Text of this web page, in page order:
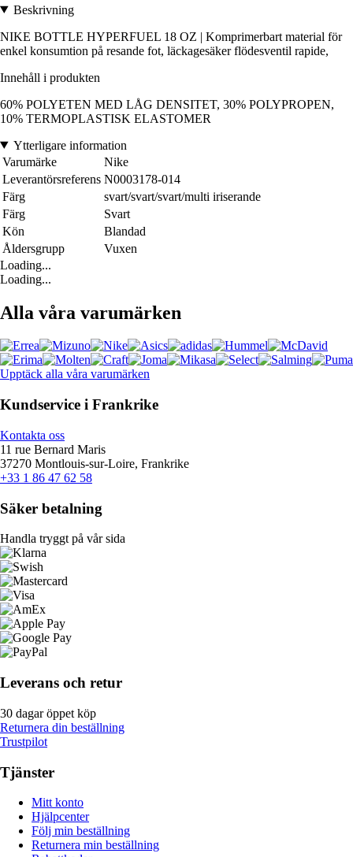
Beskrivning
NIKE BOTTLE HYPERFUEL 18 OZ | Komprimerbart material för
enkel konsumtion på resande fot, läckagesäker flödesventil rapide,
Innehåll i produkten
60% POLYETEN MED LÅG DENSITET, 30% POLYPROPEN,
10% TERMOPLASTISK ELASTOMER
Ytterligare information
Varumärke
Nike
Leverantörsreferens N0003178-014
Färg
svart/svart/svart/multi iriserande
Färg
Svart
Kön
Blandad
Åldersgrupp
Vuxen
Loading...
Loading...
Alla våra varumärken
Upptäck alla våra varumärken
Kundservice i Frankrike
Kontakta oss
11 rue Bernard Maris
37270 Montlouis-sur-Loire, Frankrike
+33 1 86 47 62 58
Säker betalning
Handla tryggt på vår sida
Leverans och retur
30 dagar öppet köp
Returnera din beställning
Trustpilot
Tjänster
Mitt konto
Hjälpcenter
Följ min beställning
Returnera min beställning